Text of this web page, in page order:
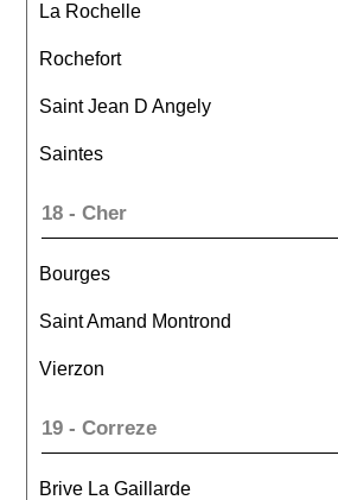
La Rochelle
Rochefort
Saint Jean D Angely
Saintes
18 - Cher
Bourges
Saint Amand Montrond
Vierzon
19 - Correze
Brive La Gaillarde